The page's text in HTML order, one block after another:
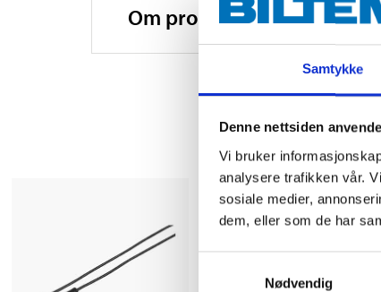
Samtykke
Denne nettsiden
Vi bruker
analysere trafikken vår.
sosiale medier,
dem, eller som de har
Nødvendig
Om produsenten